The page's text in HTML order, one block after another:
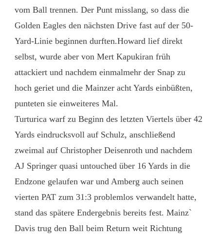
vom Ball trennen. Der Punt misslang, so dass die
Golden Eagles den nächsten Drive fast auf der 50-
Yard-Linie beginnen durften.Howard lief direkt
selbst, wurde aber von Mert Kapukiran früh
attackiert und nachdem einmalmehr der Snap zu
hoch geriet und die Mainzer acht Yards einbüßten,
punteten sie einweiteres Mal.
Turturica warf zu Beginn des letzten Viertels über 42
Yards eindrucksvoll auf Schulz, anschließend
zweimal auf Christopher Deisenroth und nachdem
AJ Springer quasi untouched über 16 Yards in die
Endzone gelaufen war und Amberg auch seinen
vierten PAT zum 31:3 problemlos verwandelt hatte,
stand das spätere Endergebnis bereits fest. Mainz`
Davis trug den Ball beim Return weit Richtung